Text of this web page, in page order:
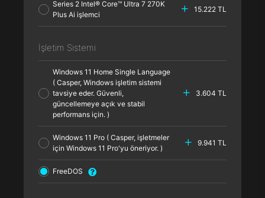
Series 2 Intel® Core™ Ultra 7 270K
Plus Ai işlemci
15.222 TL
İşletim Sistemi
Windows 11 Home Single Language
( Casper, Windows işletim sistemi
tavsiye eder. Güvenli,
güncellemeye açık ve stabil
performans için. )
3.604 TL
Windows 11 Pro ( Casper, işletmeler
için Windows 11 Pro'yu öneriyor. )
9.941 TL
FreeDOS